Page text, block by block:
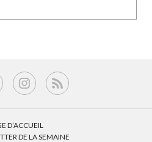
D’ACCUEIL
DE LA SEMAINE